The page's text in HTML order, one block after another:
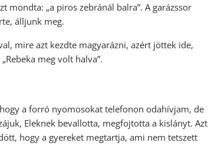
„a piros zebránál balra”. A garázssor
álljunk meg.
mire azt kezdte magyarázni, azért jöttek ide,
meg volt halva”.
a forró nyomosokat telefonon odahívjam, de
Eleknek bevallotta, megfojtotta a kislányt. Azt
hogy a gyereket megtartja, ami nem tetszett